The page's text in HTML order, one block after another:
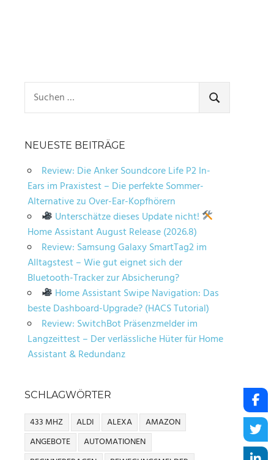
nach:
SUCHEN
NEUESTE BEITRÄGE
Review: Die Anker Soundcore Life P2 In-
Ears im Praxistest – Die perfekte Sommer-
Alternative zu Over-Ear-Kopfhörern
Unterschätze dieses Update nicht!
Home Assistant August Release (2026.8)
Review: Samsung Galaxy SmartTag2 im
Alltagstest – Wie gut eignet sich der
Bluetooth-Tracker zur Absicherung?
Home Assistant Swipe Navigation: Das
beste Dashboard-Upgrade? (HACS Tutorial)
Review: SwitchBot Präsenzmelder im
Langzeittest – Der verlässliche Hüter für Home
Assistant & Redundanz
SCHLAGWÖRTER
433 MHZ ALDI ALEXA
AMAZON
ANGEBOTE
AUTOMATIONEN